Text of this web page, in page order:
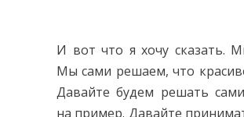
И вот что я хочу сказать.
Мы сами решаем, что
Давайте будем решать
на пример. Давайте